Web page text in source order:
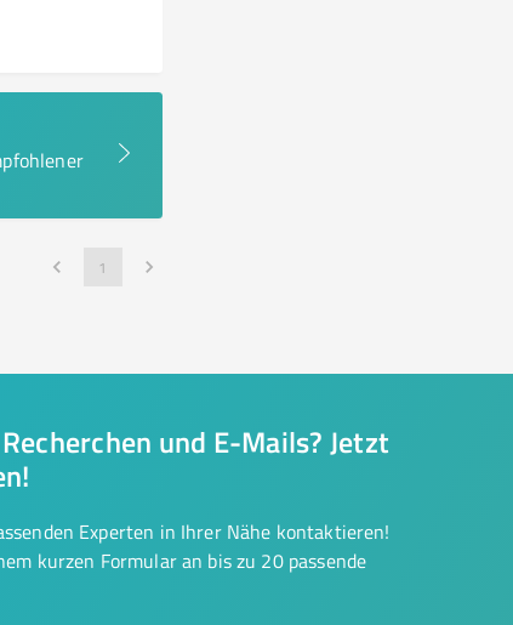
1
und E-Mails? Jetzt
Experten in Ihrer Nähe kontaktieren!
kurzen Formular an bis zu 20 passende